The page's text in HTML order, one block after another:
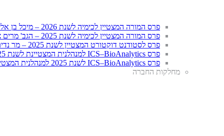
פרס המורה המצטיין לכימיה לשנת 2026 – מיכל בן אליהו וליטל אריה
פרס המורה המצטיין לכימיה לשנת 2025 – הגב' מרים צ'ולסקי
פרס לסטודנט דוקטורט המצטיין לשנת 2025 – מר נדים אגבאריה
פרס ICS–BioAnalytics למנהלנית המצטיינת לשנת 2025 – הגב' שושנה צדיק
פרס ICS–BioAnalytics לשנת 2025 למנהלנית המצטיינת לשנת 2017 – הגב' אסתר שוען
מחלקות החברה